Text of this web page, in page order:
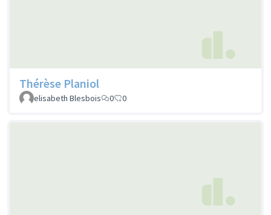
Thérèse Planiol
elisabeth Blesbois 0 0